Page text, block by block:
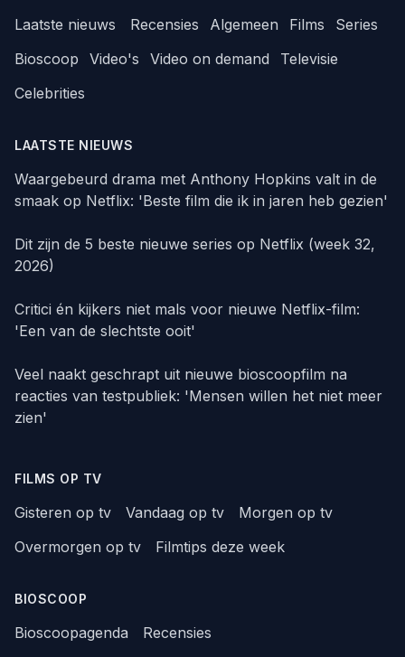
Laatste nieuws Recensies Algemeen Films
Series
Bioscoop
Video's Video on demand
Televisie
Celebrities
LAATSTE NIEUWS
Waargebeurd drama met Anthony Hopkins valt in de
smaak op Netflix: 'Beste film die ik in jaren heb gezien'
Dit zijn de 5 beste nieuwe series op Netflix (week 32,
2026)
Critici én kijkers niet mals voor nieuwe Netflix-film:
'Een van de slechtste ooit'
Veel naakt geschrapt uit nieuwe bioscoopfilm na
reacties van testpubliek: 'Mensen willen het niet meer
zien'
FILMS OP TV
Gisteren op tv Vandaag op tv
Morgen op tv
Overmorgen op tv
Filmtips deze week
BIOSCOOP
Bioscoopagenda
Recensies